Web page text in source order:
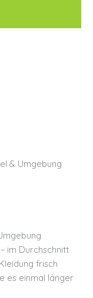
& Umgebung
im Durchschnitt
frisch
es einmal länger